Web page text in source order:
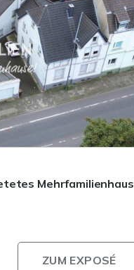
Mehrfamilienhaus
ZUM EXPOSÉ